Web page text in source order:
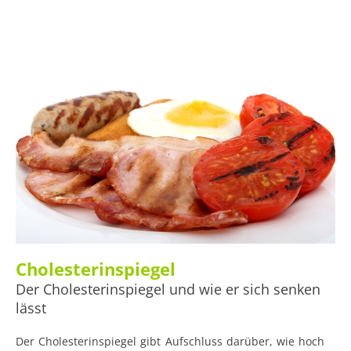
Cholesterinspiegel
Der Cholesterinspiegel und wie er sich senken
lässt
Der Cholesterinspiegel gibt Aufschluss darüber, wie hoch